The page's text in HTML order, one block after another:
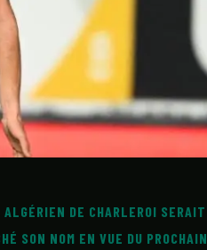
DE CHARLEROI SERAIT
SON NOM EN VUE DU PROCHAIN